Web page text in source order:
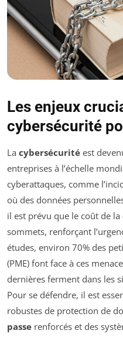
Les enjeux
cybersécurité
La cybersécurité est
entreprises à l’échelle
cyberattaques, comme
où des données
il est prévu que le coût de la
sommets, renforçant
études, environ 70% des
(PME) font face à ces
dernières ferment dans les
Pour se défendre, il est
robustes de protection de
passe renforcés et des